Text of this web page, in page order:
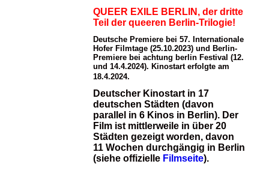
QUEER EXILE BERLIN, der dritte
Teil der queeren Berlin-Trilogie!
Deutsche Premiere bei 57. Internationale
Hofer Filmtage (25.10.2023) und Berlin-
Premiere bei achtung berlin Festival (12.
und 14.4.2024). Kinostart erfolgte am
18.4.2024.
Deutscher Kinostart in 17
deutschen Städten (davon
parallel in 6 Kinos in Berlin). Der
Film ist mittlerweile in über 20
Städten gezeigt worden, davon
11 Wochen durchgängig in Berlin
(siehe offizielle Filmseite).